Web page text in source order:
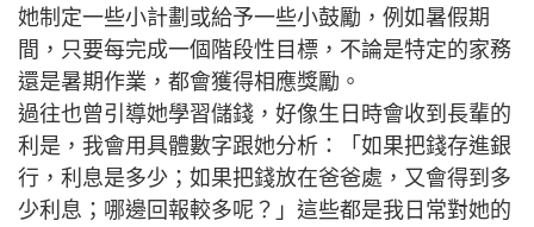
她制定一些小計劃或給予一些小鼓勵，例如暑假期
間，只要每完成一個階段性目標，不論是特定的家務
還是暑期作業，都會獲得相應獎勵。
過往也曾引導她學習儲錢，好像生日時會收到長輩的
利是，我會用具體數字跟她分析：「如果把錢存進銀
行，利息是多少；如果把錢放在爸爸處，又會得到多
少利息；哪邊回報較多呢？」這些都是我日常對她的